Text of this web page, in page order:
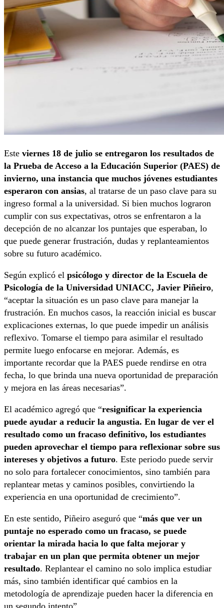
Este viernes 18 de julio se entregaron los resultados de
la Prueba de Acceso a la Educación Superior (PAES) de
invierno, una instancia que muchos jóvenes estudiantes
esperaron con ansias, al tratarse de un paso clave para su
ingreso formal a la universidad. Si bien muchos lograron
cumplir con sus expectativas, otros se enfrentaron a la
decepción de no alcanzar los puntajes que esperaban, lo
que puede generar frustración, dudas y replanteamientos
sobre su futuro académico.
Según explicó el psicólogo y director de la Escuela de
Psicología de la Universidad UNIACC, Javier Piñeiro,
“aceptar la situación es un paso clave para manejar la
frustración. En muchos casos, la reacción inicial es buscar
explicaciones externas, lo que puede impedir un análisis
reflexivo. Tomarse el tiempo para asimilar el resultado
permite luego enfocarse en mejorar. Además, es
importante recordar que la PAES puede rendirse en otra
fecha, lo que brinda una nueva oportunidad de preparación
y mejora en las áreas necesarias”.
El académico agregó que “resignificar la experiencia
puede ayudar a reducir la angustia. En lugar de ver el
resultado como un fracaso definitivo, los estudiantes
pueden aprovechar el tiempo para reflexionar sobre sus
intereses y objetivos a futuro. Este periodo puede servir
no solo para fortalecer conocimientos, sino también para
replantear metas y caminos posibles, convirtiendo la
experiencia en una oportunidad de crecimiento”.
En este sentido, Piñeiro aseguró que “más que ver un
puntaje no esperado como un fracaso, se puede
orientar la mirada hacia lo que falta mejorar y
trabajar en un plan que permita obtener un mejor
resultado. Replantear el camino no solo implica estudiar
más, sino también identificar qué cambios en la
metodología de aprendizaje pueden hacer la diferencia en
un segundo intento”.